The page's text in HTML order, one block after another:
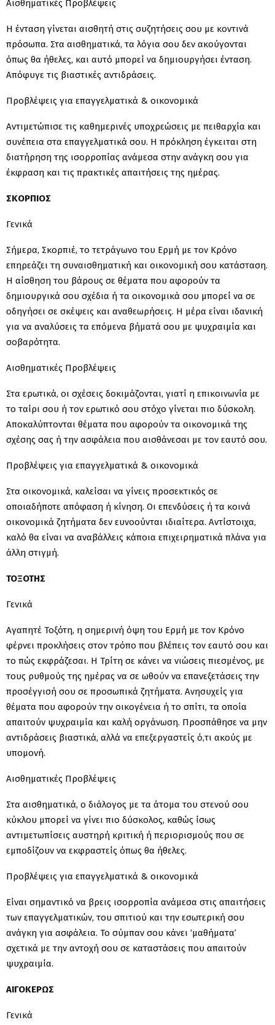
Αισθηματικές Προβλέψεις
Η ένταση γίνεται αισθητή στις συζητήσεις σου με κοντινά
πρόσωπα. Στα αισθηματικά, τα λόγια σου δεν ακούγονται
όπως θα ήθελες, και αυτό μπορεί να δημιουργήσει ένταση.
Απόφυγε τις βιαστικές αντιδράσεις.
Προβλέψεις για επαγγελματικά & οικονομικά
Αντιμετώπισε τις καθημερινές υποχρεώσεις με πειθαρχία και
συνέπεια στα επαγγελματικά σου. Η πρόκληση έγκειται στη
διατήρηση της ισορροπίας ανάμεσα στην ανάγκη σου για
έκφραση και τις πρακτικές απαιτήσεις της ημέρας.
ΣΚΟΡΠΙΟΣ
Γενικά
Σήμερα, Σκορπιέ, το τετράγωνο του Ερμή με τον Κρόνο
επηρεάζει τη συναισθηματική και οικονομική σου κατάσταση.
Η αίσθηση του βάρους σε θέματα που αφορούν τα
δημιουργικά σου σχέδια ή τα οικονομικά σου μπορεί να σε
οδηγήσει σε σκέψεις και αναθεωρήσεις. Η μέρα είναι ιδανική
για να αναλύσεις τα επόμενα βήματά σου με ψυχραιμία και
σοβαρότητα.
Αισθηματικές Προβλέψεις
Στα ερωτικά, οι σχέσεις δοκιμάζονται, γιατί η επικοινωνία με
το ταίρι σου ή τον ερωτικό σου στόχο γίνεται πιο δύσκολη.
Αποκαλύπτονται θέματα που αφορούν τα οικονομικά της
σχέσης σας ή την ασφάλεια που αισθάνεσαι με τον εαυτό σου.
Προβλέψεις για επαγγελματικά & οικονομικά
Στα οικονομικά, καλείσαι να γίνεις προσεκτικός σε
οποιαδήποτε απόφαση ή κίνηση. Οι επενδύσεις ή τα κοινά
οικονομικά ζητήματα δεν ευνοούνται ιδιαίτερα. Αντίστοιχα,
καλό θα είναι να αναβάλλεις κάποια επιχειρηματικά πλάνα για
άλλη στιγμή.
ΤΟΞΟΤΗΣ
Γενικά
Αγαπητέ Τοξότη, η σημερινή όψη του Ερμή με τον Κρόνο
φέρνει προκλήσεις στον τρόπο που βλέπεις τον εαυτό σου και
το πώς εκφράζεσαι. Η Τρίτη σε κάνει να νιώσεις πιεσμένος, με
τους ρυθμούς της ημέρας να σε ωθούν να επανεξετάσεις την
προσέγγισή σου σε προσωπικά ζητήματα. Ανησυχείς για
θέματα που αφορούν την οικογένεια ή το σπίτι, τα οποία
απαιτούν ψυχραιμία και καλή οργάνωση. Προσπάθησε να μην
αντιδράσεις βιαστικά, αλλά να επεξεργαστείς ό,τι ακούς με
υπομονή.
Αισθηματικές Προβλέψεις
Στα αισθηματικά, ο διάλογος με τα άτομα του στενού σου
κύκλου μπορεί να γίνει πιο δύσκολος, καθώς ίσως
αντιμετωπίσεις αυστηρή κριτική ή περιορισμούς που σε
εμποδίζουν να εκφραστείς όπως θα ήθελες.
Προβλέψεις για επαγγελματικά & οικονομικά
Είναι σημαντικό να βρεις ισορροπία ανάμεσα στις απαιτήσεις
των επαγγελματικών, του σπιτιού και την εσωτερική σου
ανάγκη για ασφάλεια. Το σύμπαν σου κάνει ‘μαθήματα’
σχετικά με την αντοχή σου σε καταστάσεις που απαιτούν
ψυχραιμία.
ΑΙΓΟΚΕΡΩΣ
Γενικά